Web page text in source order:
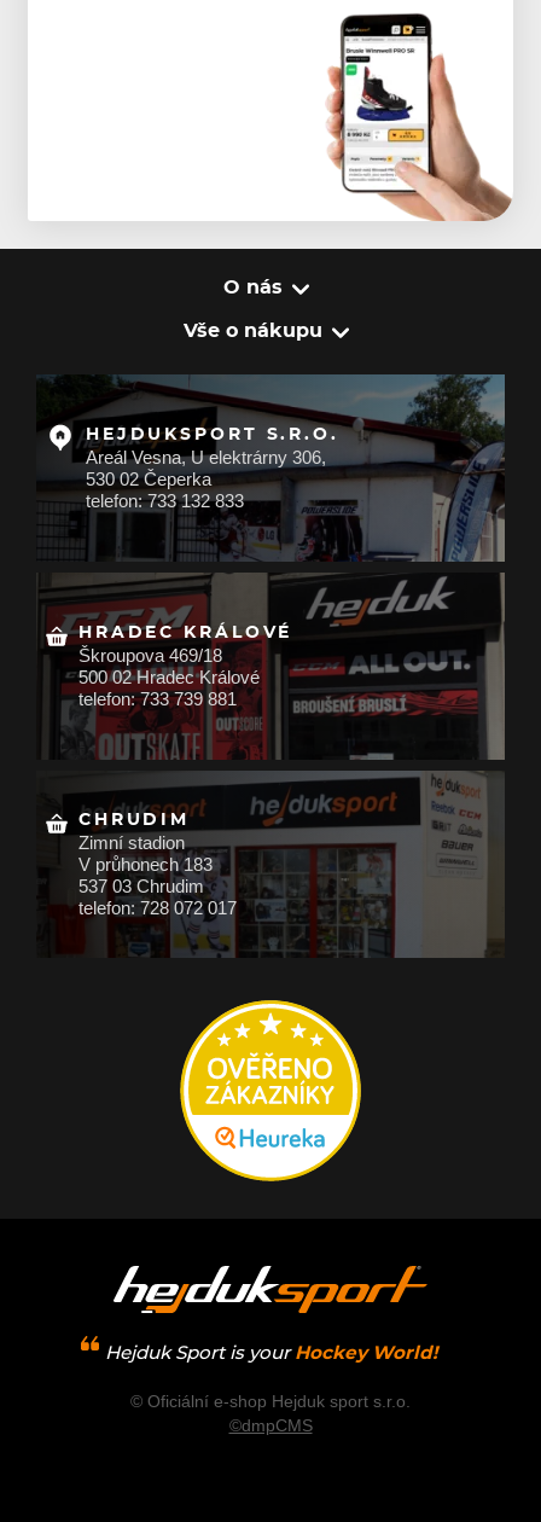
O nás
Vše o nákupu
HEJDUKSPORT S.R.O.
Areál Vesna, U elektrárny 306,
530 02 Čeperka
telefon: 733 132 833
HRADEC KRÁLOVÉ
Škroupova 469/18
500 02 Hradec Králové
telefon: 733 739 881
CHRUDIM
Zimní stadion
V průhonech 183
537 03 Chrudim
telefon: 728 072 017
Hejduk Sport is your Hockey World!
© Oficiální e-shop Hejduk sport s.r.o.
©dmpCMS